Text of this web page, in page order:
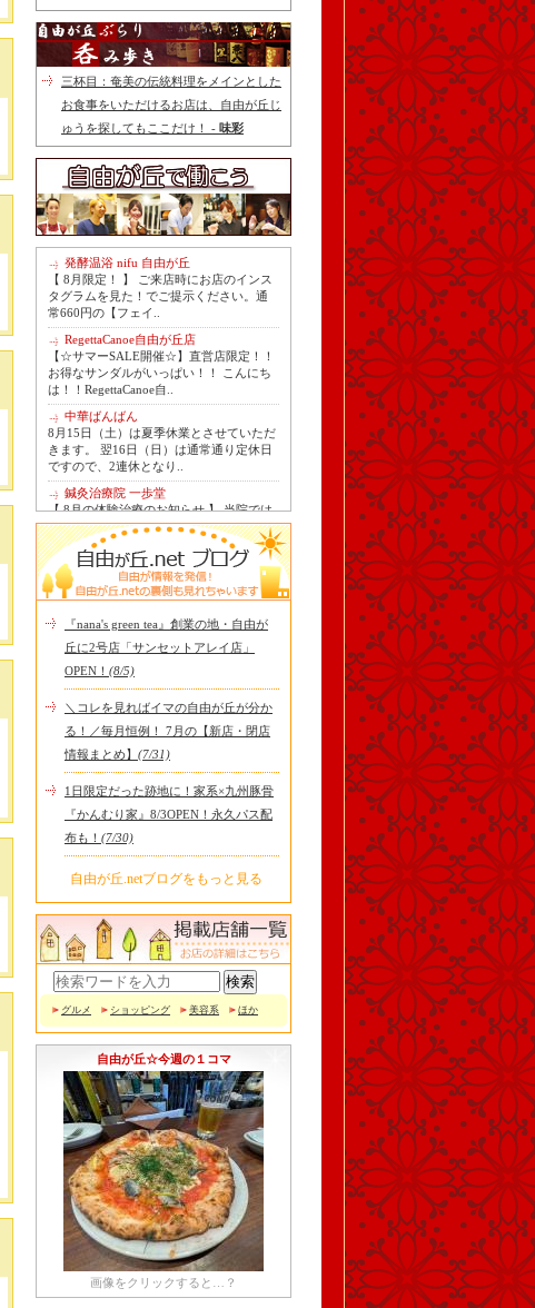
三杯目：奄美の伝統料理をメインとした
お食事をいただけるお店は、自由が丘じ
ゅうを探してもここだけ！ - 味彩
発酵温浴 nifu 自由が丘
【 8月限定！ 】 ご来店時にお店のインス
タグラムを見た！でご提示ください。通
常660円の【フェイ..
RegettaCanoe自由が丘店
【☆サマーSALE開催☆】直営店限定！！
お得なサンダルがいっぱい！！ こんにち
は！！RegettaCanoe自..
中華ばんばん
8月15日（土）は夏季休業とさせていただ
きます。 翌16日（日）は通常通り定休日
ですので、2連休となり..
鍼灸治療院 一歩堂
【 8月の体験治療のお知らせ 】 当院では
毎月第1月曜日を体験dayとし、当院の施
術をお得に体験し..
Le Monde Gourmand
今年も南アルプス @sachiblueberryfarm か
ら美味しいブルーベリーが😋
https://www.instagram.com/sachi..
tomoru
じまりました！※数量限定その日のおす
cheese & booze ost
【 平日限定ランチメニュー 】 ワンプレー
トランチ登場！！パスタやリゾットにも
色々付くようにな..
京都九条ねぎ焼き専門店 ねぎ家 -時代
家 旬-
【ランチ限定】鉄板炙りホルモン丼🔥本
顧問契約 】 冷え性改善協会は、小規模の
エステサロン、リ..
『nana's green tea』創業の地・自由が
丘に2号店「サンセットアレイ店」
OPEN！ (8/5)
＼コレを見ればイマの自由が丘が分か
る！／毎月恒例！ 7月の【新店・閉店
情報まとめ】 (7/31)
1日限定だった跡地に！家系×九州豚骨
『かんむり家』8/3OPEN！永久パス配
布も！ (7/30)
自由が丘.netブログをもっと見る
グルメ ショッピング 美容系 ほか
自由が丘☆今週の１コマ
画像をクリックすると…？